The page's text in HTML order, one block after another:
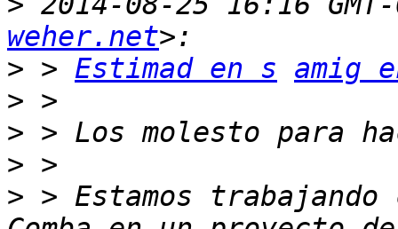
weher.net
> > Estimad en s
amig
>
>
>
> > Estamos